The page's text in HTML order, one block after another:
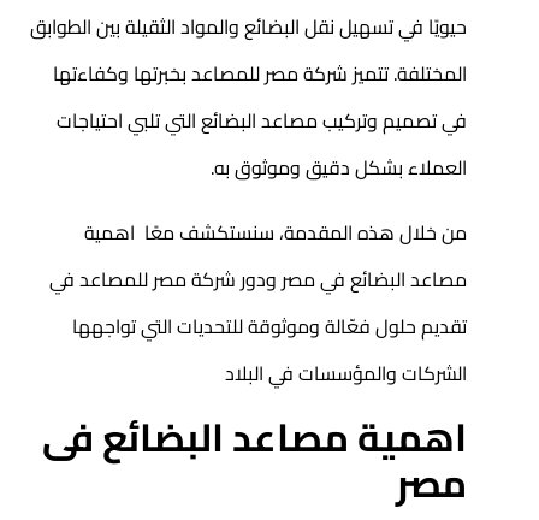
حيويًا في تسهيل نقل البضائع والمواد الثقيلة بين الطوابق
المختلفة. تتميز شركة مصر للمصاعد بخبرتها وكفاءتها
في تصميم وتركيب مصاعد البضائع التي تلبي احتياجات
العملاء بشكل دقيق وموثوق به.
من خلال هذه المقدمة، سنستكشف معًا اهمية
مصاعد البضائعفي مصر ودور شركة مصر للمصاعد في
تقديم حلول فعّالة وموثوقة للتحديات التي تواجهها
الشركات والمؤسسات في البلاد
اهمية مصاعد البضائع فى
مصر